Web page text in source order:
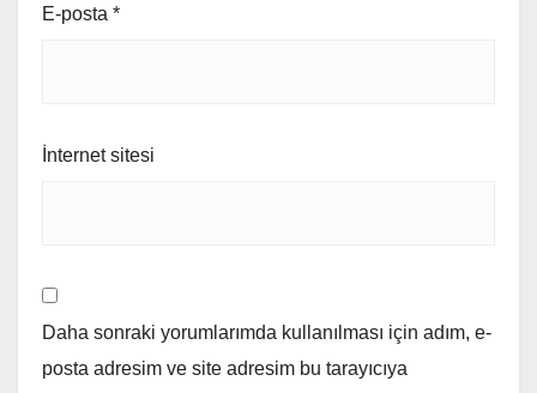
E-posta *
İnternet sitesi
Daha sonraki yorumlarımda kullanılması için adım, e-
posta adresim ve site adresim bu tarayıcıya